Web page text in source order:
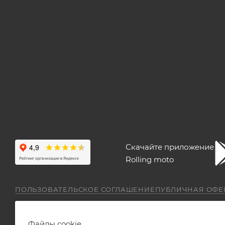
Скачайте приложение
Rolling moto
ПОЛЬЗОВАТЕЛЬСКОЕ СОГЛАШЕНИЕПУБЛИЧНАЯ